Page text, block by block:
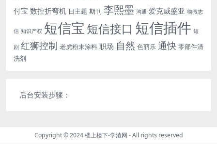
付宝 数控折弯机 日主题 期刊 李熙墨 沟通 爱克威盛亚 物微志
信 知识产权 短信宝 短信接口 短信插件 短
剧 红狮控制 老虎粉末涂料 职场 自然 色丽乐 通快 零部件清
洗剂
后台安装步骤：
Copyright © 2024楼上楼下-学渣网 - All rights reserved